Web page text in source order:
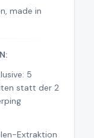
made in
5
statt der 2
Extraktion